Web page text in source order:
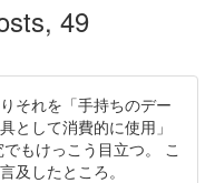
49
それを「手持ちのデー
として消費的に使用」
もけっこう目立つ。 こ
及したところ。